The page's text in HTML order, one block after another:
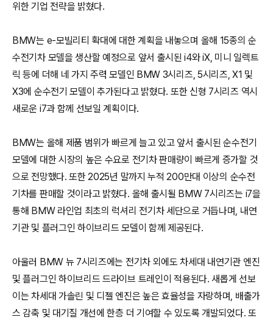
위한 기업 전략을 밝혔다.
BMW는 e-모빌리티 확대에 대한 계획을 내놓으며 올해 15종의 순
수전기차 모델을 생산할 예정으로 앞서 출시된 i4와 iX, 미니 일렉트
릭 등에 더해 네 가지 주력 모델인 BMW 3시리즈, 5시리즈, X1 및
X3에 순수전기 모델이 추가된다고 밝혔다. 또한 신형 7시리즈 역시
새로운 i7과 함께 선보일 계획이다.
BMW는 올해 제품 범위가 빠르게 늘고 있고 앞서 출시된 순수전기
모델에 대한 시장의 높은 수요로 전기차 판매량이 빠르게 증가할 것
으로 전망했다. 또한 2025년 말까지 누적 200만대 이상의 순수전
기차를 판매할 것이라고 밝혔다. 올해 출시될 BMW 7시리즈는 i7을
통해 BMW 라인업 최초의 럭셔리 전기차 세단으로 거듭나며, 내연
기관 및 플러그인 하이브리드 모델이 함께 제공된다.
아울러 BMW 뉴 7시리즈에는 전기차 외에도 차세대 내연기관 엔진
및 플러그인 하이브리드 드라이브 트레인이 적용된다. 새롭게 선보
이는 차세대 가솔린 및 디젤 엔진은 높은 효율성을 자랑하며, 배출가
스 감축 및 대기질 개선에 한층 더 기여할 수 있도록 개발되었다. 또